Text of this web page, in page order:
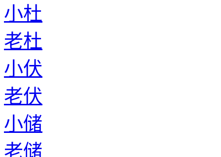
小杜
老杜
小伏
老伏
小储
老储